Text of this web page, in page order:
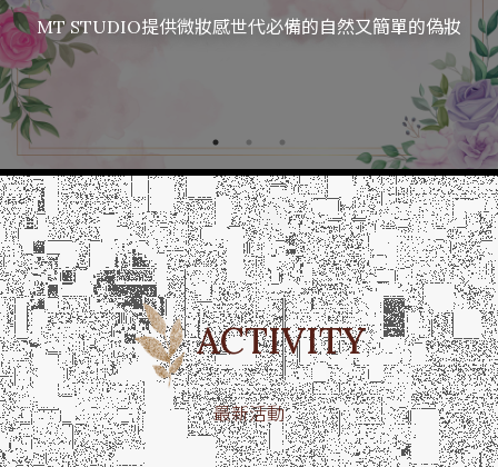
MT STUDIO提供微妝感世代必備的自然又簡單的偽妝
ACTIVITY
最新活動